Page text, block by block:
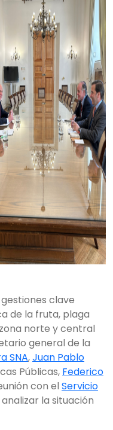
clave
de la fruta, plaga
norte y central
general de la
SNA,Juan Pablo
Públicas, Federico
con el Servicio
la situación